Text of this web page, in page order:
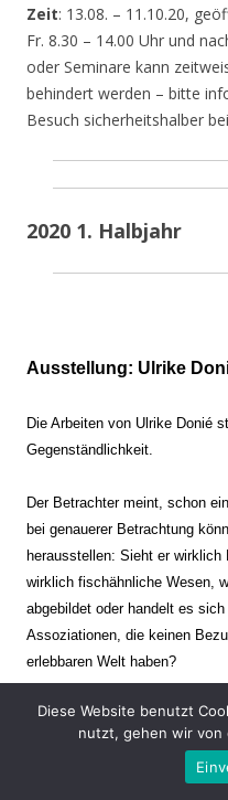
Zeit: 13.08. – 11.10.20,
Fr. 8.30 – 14.00 Uhr und
oder Seminare kann
behindert werden – bitte
Besuch sicherheitshalber
2020 1. Halbjahr
Ausstellung: Ulrike
Die Arbeiten von Ulrike Donié
Gegenständlichkeit.
Der Betrachter meint, schon
bei genauerer Betrachtung
herausstellen: Sieht er
wirklich fischähnliche Wesen,
abgebildet oder handelt es
Assoziationen, die keinen
erlebbaren Welt haben?
Verharren und Dynamik
oder verrinnt im Nu. Es soll
zur Schmerzgrenze erzeugt
Diese Website benutzt
nutzt, gehen wir von